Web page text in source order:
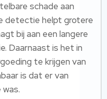
schade aan
detectie helpt grotere
bij aan een langere
Daarnaast is het in
te krijgen van
is dat er van